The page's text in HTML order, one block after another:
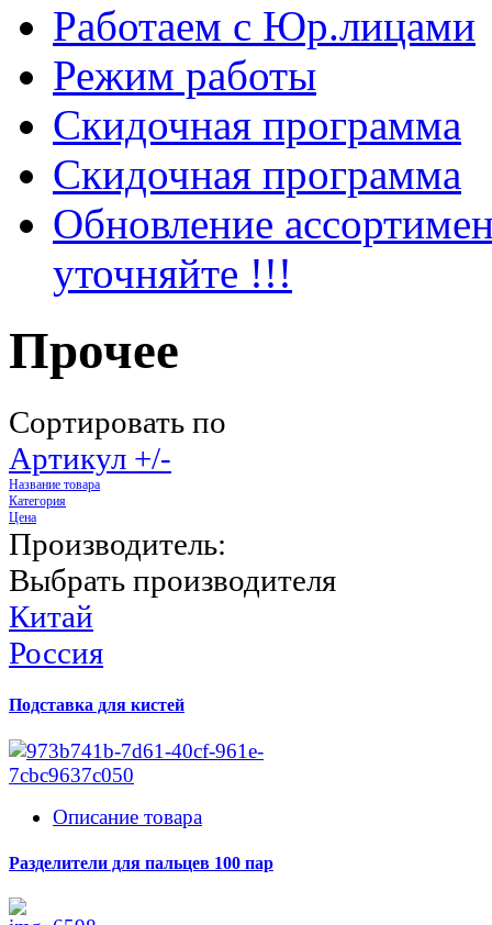
Работаем с Юр.лицами
Режим работы
Скидочная программа
Скидочная программа
Обновление
уточняйте !!!
Прочее
Сортировать по
Артикул +/-
Название товара
Категория
Цена
Производитель:
Выбрать производителя
Китай
Россия
Подставка для кистей
Описание товара
Разделители для пальцев 100 пар